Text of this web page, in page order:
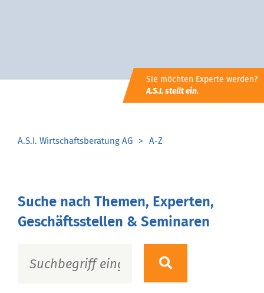
Sie möchten Experte werden?
A.S.I. stellt ein.
A.S.I. Wirtschaftsberatung AG A-Z
Suche nach Themen, Experten,
Geschäftsstellen & Seminaren